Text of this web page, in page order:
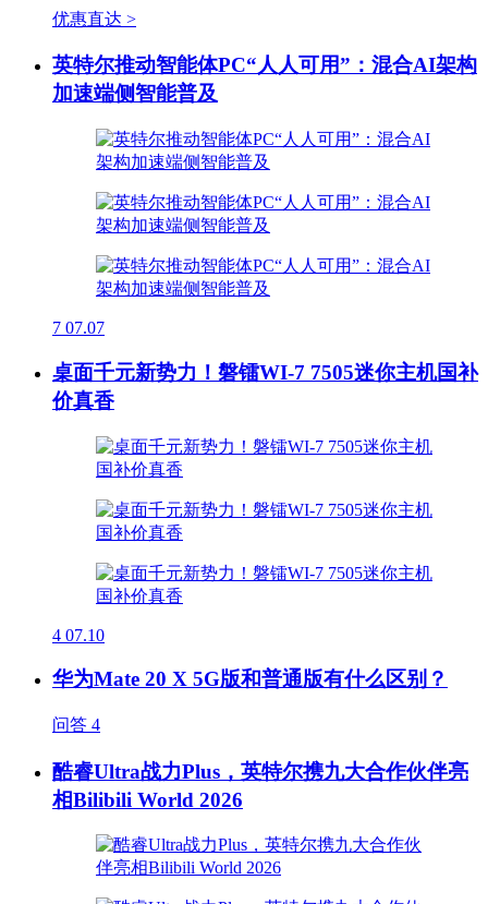
优惠直达 >
英特尔推动智能体PC“人人可用”：混合AI架构
加速端侧智能普及
7 07.07
桌面千元新势力！磐镭WI-7 7505迷你主机国补
价真香
4 07.10
华为Mate 20 X 5G版和普通版有什么区别？
问答 4
酷睿Ultra战力Plus，英特尔携九大合作伙伴亮
相Bilibili World 2026